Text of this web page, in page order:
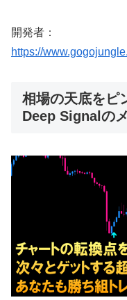
開発者：
https://
相場の天底をピ
Deep Signalの